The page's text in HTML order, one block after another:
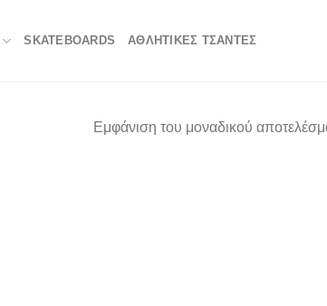
SKATEBOARDS ΑΘΛΗΤΙΚΈΣ ΤΣΆΝΤΕΣ
Εμφάνιση του μοναδικού